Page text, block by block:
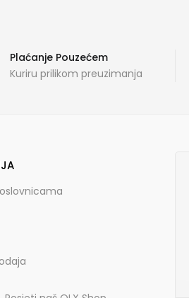
Plaćanje Pouzećem
Kuriru prilikom preuzimanja